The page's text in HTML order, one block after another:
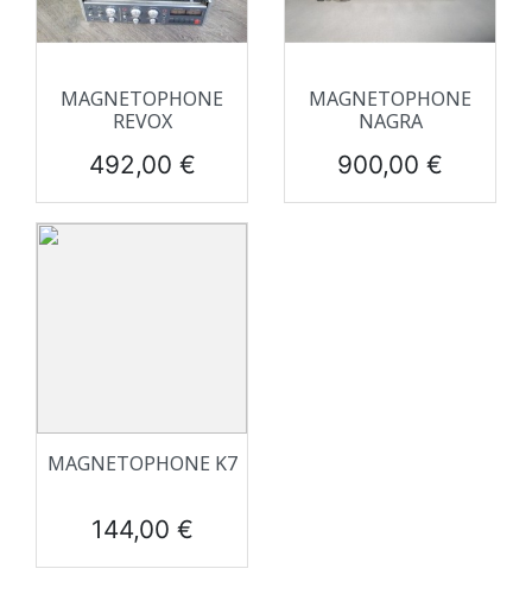
MAGNETOPHONE
REVOX
Prix
492,00 €
MAGNETOPHONE
NAGRA
Prix
900,00 €
MAGNETOPHONE K7
Prix
144,00 €